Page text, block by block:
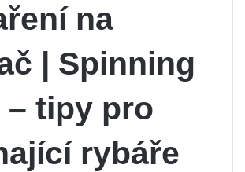
na
| Spinning
– tipy pro
rybáře